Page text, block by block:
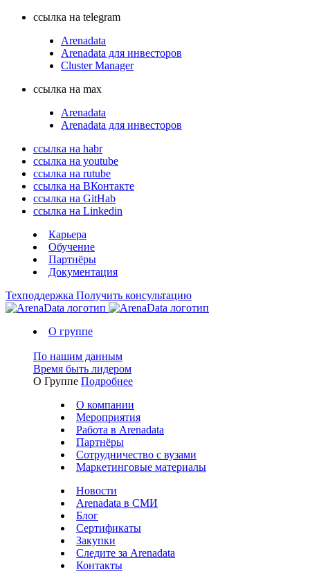
ссылка на telegram
Arenadata
Arenadata для инвесторов
Cluster Manager
ссылка на max
Arenadata
Arenadata для инвесторов
ссылка на habr
ссылка на youtube
ссылка на rutube
ссылка на ВКонтакте
ссылка на GitHab
ссылка на Linkedin
Карьера
Обучение
Партнёры
Документация
Техподдержка Получить консультацию
О группе
По нашим данным
Время быть лидером
О Группе Подробнее
О компании
Мероприятия
Работа в Arenadata
Партнёры
Сотрудничество с вузами
Маркетинговые материалы
Новости
Arenadata в СМИ
Блог
Сертификаты
Закупки
Следите за Аrenadata
Контакты